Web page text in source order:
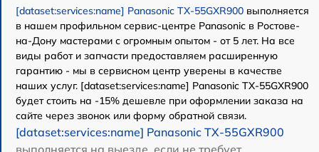
[dataset:services:name] Panasonic TX-55GXR900 выполняется
в нашем профильном сервис-центре Panasonic в Ростове-
на-Дону мастерами с огромным опытом - от 5 лет. На все
виды работ и запчасти предоставляем расширенную
гарантию - мы в сервисном центр уверены в качестве
наших услуг. [dataset:services:name] Panasonic TX-55GXR900
будет стоить на -15% дешевле при оформлении заказа на
сайте через звонок или форму обратной связи.
[dataset:services:name] Panasonic TX-55GXR900
выполняется на выезде, если не требует